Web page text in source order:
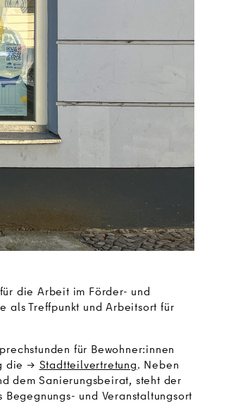
die Arbeit im Förder- und
als Treffpunkt und Arbeitsort für
für Bewohner:innen
die
Stadtteilvertretung. Neben
dem Sanierungsbeirat, steht der
und Veranstaltungsort